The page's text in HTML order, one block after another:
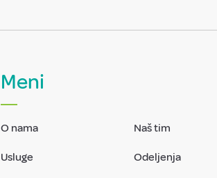
Meni
O nama Naš tim
Usluge Odeljenja